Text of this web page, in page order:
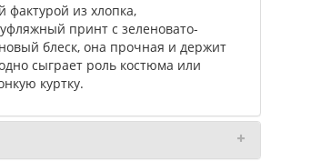
фактурой из хлопка,
принт с зеленовато-
блеск, она прочная и держит
сыграет роль костюма или
куртку.